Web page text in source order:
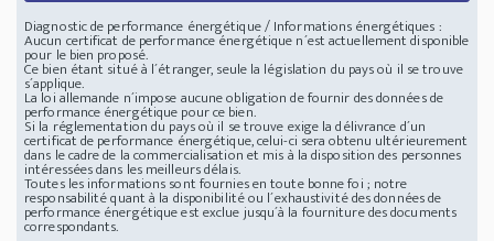
Diagnostic de performance énergétique / Informations énergétiques :
Aucun certificat de performance énergétique n´est actuellement disponible
pour le bien proposé.
Ce bien étant situé à l´étranger, seule la législation du pays où il se trouve
s´applique.
La loi allemande n´impose aucune obligation de fournir des données de
performance énergétique pour ce bien.
Si la réglementation du pays où il se trouve exige la délivrance d´un
certificat de performance énergétique, celui-ci sera obtenu ultérieurement
dans le cadre de la commercialisation et mis à la disposition des personnes
intéressées dans les meilleurs délais.
Toutes les informations sont fournies en toute bonne foi ; notre
responsabilité quant à la disponibilité ou l´exhaustivité des données de
performance énergétique est exclue jusqu´à la fourniture des documents
correspondants.